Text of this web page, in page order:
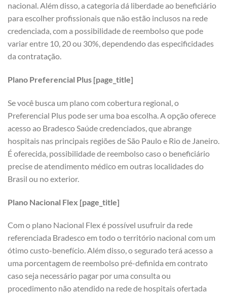
nacional. Além disso, a categoria dá liberdade ao beneficiário
para escolher profissionais que não estão inclusos na rede
credenciada, com a possibilidade de reembolso que pode
variar entre 10, 20 ou 30%, dependendo das especificidades
da contratação.
Plano Preferencial Plus [page_title]
Se você busca um plano com cobertura regional, o
Preferencial Plus pode ser uma boa escolha. A opção oferece
acesso ao Bradesco Saúde credenciados, que abrange
hospitais nas principais regiões de São Paulo e Rio de Janeiro.
É oferecida, possibilidade de reembolso caso o beneficiário
precise de atendimento médico em outras localidades do
Brasil ou no exterior.
Plano Nacional Flex [page_title]
Com o plano Nacional Flex é possível usufruir da rede
referenciada Bradesco em todo o território nacional com um
ótimo custo-benefício. Além disso, o segurado terá acesso a
uma porcentagem de reembolso pré-definida em contrato
caso seja necessário pagar por uma consulta ou
procedimento não atendido na rede de hospitais ofertada